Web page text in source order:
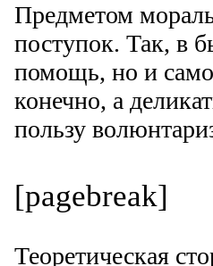
Предметом
поступок. Так, в
помощь, но и
конечно, а
пользу
[pagebreak]
Теоретическая